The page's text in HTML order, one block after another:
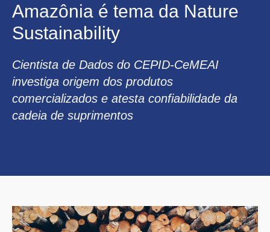
Amazônia é tema da Nature
Sustainability
Cientista de Dados do CEPID-CeMEAI
investiga origem dos produtos
comercializados e atesta confiabilidade da
cadeia de suprimentos